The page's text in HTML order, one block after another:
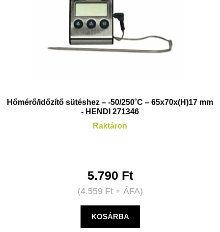
Hőmérő/időzítő sütéshez – -50/250˚C – 65x70x(H)17 mm
- HENDI 271346
Raktáron
5.790 Ft
(4.559 Ft+ ÁFA)
KOSÁRBA